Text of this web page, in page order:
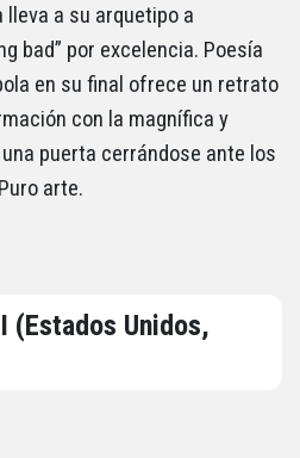
lleva a su arquetipo a
bad” por excelencia. Poesía
en su final ofrece un retrato
con la magnífica y
puerta cerrándose ante los
arte.
(Estados Unidos,